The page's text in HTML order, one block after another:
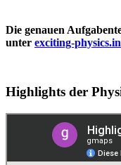
Die genauen
unter exciting-
Highlights der